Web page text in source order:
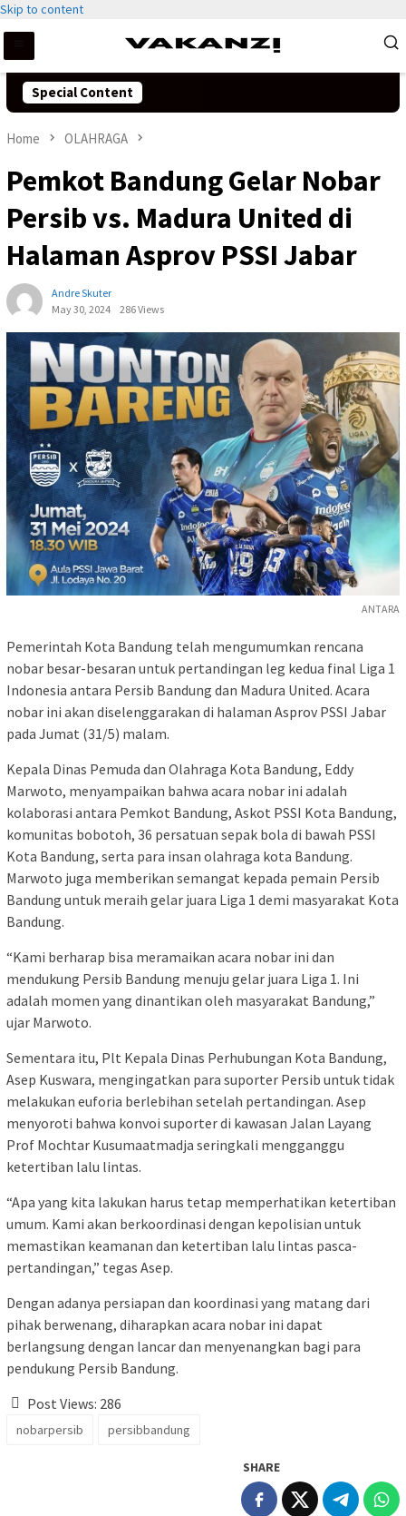
Skip to content
Special Content
Home OLAHRAGA
Pemkot Bandung Gelar Nobar
Persib vs. Madura United di
Halaman Asprov PSSI Jabar
Andre Skuter
May 30, 2024
286 Views
ANTARA
Pemerintah Kota Bandung telah mengumumkan rencana
nobar besar-besaran untuk pertandingan leg kedua final Liga 1
Indonesia antara Persib Bandung dan Madura United. Acara
nobar ini akan diselenggarakan di halaman Asprov PSSI Jabar
pada Jumat (31/5) malam.
Kepala Dinas Pemuda dan Olahraga Kota Bandung, Eddy
Marwoto, menyampaikan bahwa acara nobar ini adalah
kolaborasi antara Pemkot Bandung, Askot PSSI Kota Bandung,
komunitas bobotoh, 36 persatuan sepak bola di bawah PSSI
Kota Bandung, serta para insan olahraga kota Bandung.
Marwoto juga memberikan semangat kepada pemain Persib
Bandung untuk meraih gelar juara Liga 1 demi masyarakat Kota
Bandung.
“Kami berharap bisa meramaikan acara nobar ini dan
mendukung Persib Bandung menuju gelar juara Liga 1. Ini
adalah momen yang dinantikan oleh masyarakat Bandung,”
ujar Marwoto.
Sementara itu, Plt Kepala Dinas Perhubungan Kota Bandung,
Asep Kuswara, mengingatkan para suporter Persib untuk tidak
melakukan euforia berlebihan setelah pertandingan. Asep
menyoroti bahwa konvoi suporter di kawasan Jalan Layang
Prof Mochtar Kusumaatmadja seringkali mengganggu
ketertiban lalu lintas.
“Apa yang kita lakukan harus tetap memperhatikan ketertiban
umum. Kami akan berkoordinasi dengan kepolisian untuk
memastikan keamanan dan ketertiban lalu lintas pasca-
pertandingan,” tegas Asep.
Dengan adanya persiapan dan koordinasi yang matang dari
pihak berwenang, diharapkan acara nobar ini dapat
berlangsung dengan lancar dan menyenangkan bagi para
pendukung Persib Bandung.
Post Views: 286
nobarpersib persibbandung
SHARE